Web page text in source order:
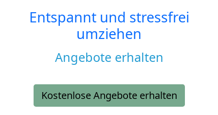
Entspannt und stressfrei
umziehen
Angebote erhalten
Kostenlose Angebote erhalten